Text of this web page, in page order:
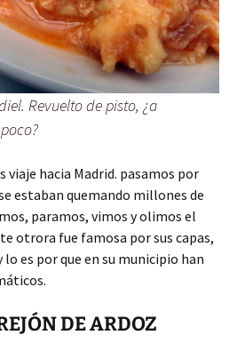
Revuelto de pisto, ¿a
viaje hacia Madrid. pasamos por
estaban quemando millones de
paramos, vimos y olimos el
otrora fue famosa por sus capas,
lo es por que en su municipio han
DE ARDOZ